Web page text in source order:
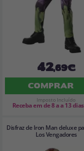
42,69€
COMPRAR
Imposto Incluído
Receba em de 8 a a 13
Disfraz de Iron Man deluxe
Los Vengadores